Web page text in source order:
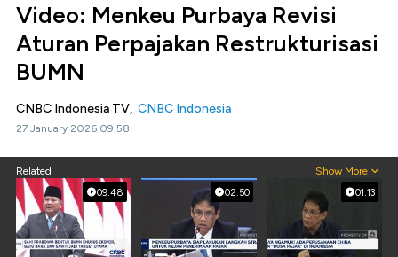
Video: Menkeu Purbaya Revisi
Aturan Perpajakan Restrukturisasi
BUMN
CNBC Indonesia TV, CNBC Indonesia
27 January 2026 09:58
Related Show More
09:48 02:50 01:13